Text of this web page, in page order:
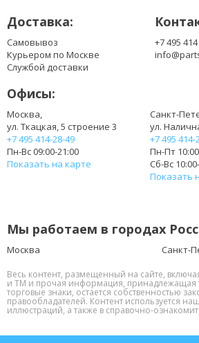
Доставка:
Самовывоз
Курьером по Москве
Службой доставки
+7 495
Офисы:
Москва,
ул. Ткацкая, 5 строение 3
+7 495 414-28-49
Пн-Вс 09:00-21:00
Показать на карте
Санкт-
ул.
+7 495 414-
Пн-Пт
Сб-Вс
Показать
Мы работаем в городах
Москва Санкт-
Весь контент, размещенный на сайте,
и ТМ и прочая информация, принадлежащая
торговые знаки, остается собственностью
правообладателей. Контент используется
иллюстраций, а также в справочно-